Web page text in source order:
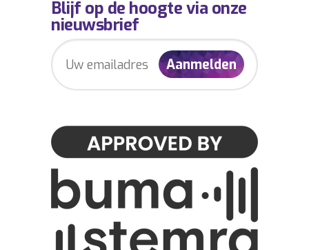
Blijf op de hoogte via onze
nieuwsbrief